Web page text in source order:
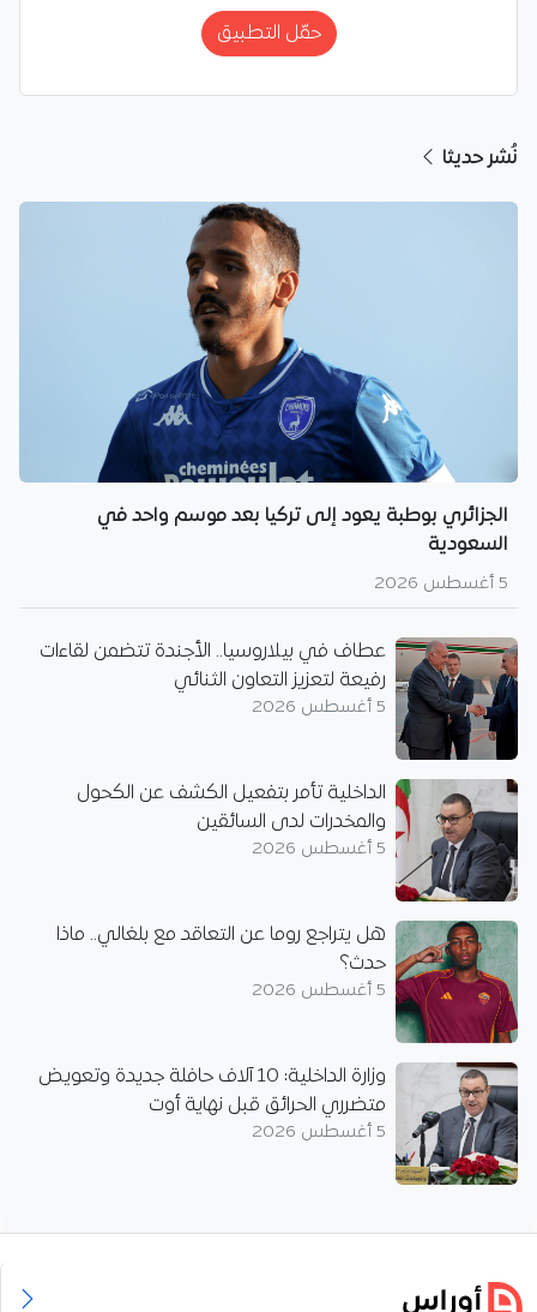
حمّل التطبيق
نُشر حديثا
الجزائري بوطبة يعود إلى تركيا بعد موسم واحد في
السعودية
5 أغسطس 2026
عطاف في بيلاروسيا.. الأجندة تتضمن لقاءات
رفيعة لتعزيز التعاون الثنائي
5 أغسطس 2026
الداخلية تأمر بتفعيل الكشف عن الكحول
والمخدرات لدى السائقين
5 أغسطس 2026
هل يتراجع روما عن التعاقد مع بلغالي.. ماذا
حدث؟
5 أغسطس 2026
وزارة الداخلية: 10 آلاف حافلة جديدة وتعويض
متضرري الحرائق قبل نهاية أوت
5 أغسطس 2026